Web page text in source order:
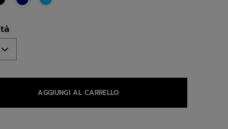
selected
AGGIUNGI AL CARRELLO